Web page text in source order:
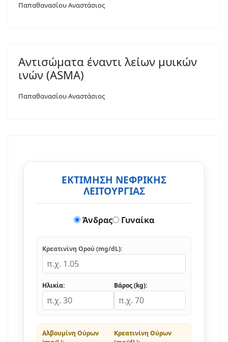
Παπαθανασίου Αναστάσιος
Αντισώματα έναντι λείων μυικών
ινών (ASMA)
Παπαθανασίου Αναστάσιος
ΕΚΤΙΜΗΣΗ ΝΕΦΡΙΚΗΣ
ΛΕΙΤΟΥΡΓΙΑΣ
Άνδρας Γυναίκα
Κρεατινίνη Ορού (mg/dL):
Ηλικία: Βάρος (kg):
Αλβουμίνη Ούρων
Κρεατινίνη Ούρων